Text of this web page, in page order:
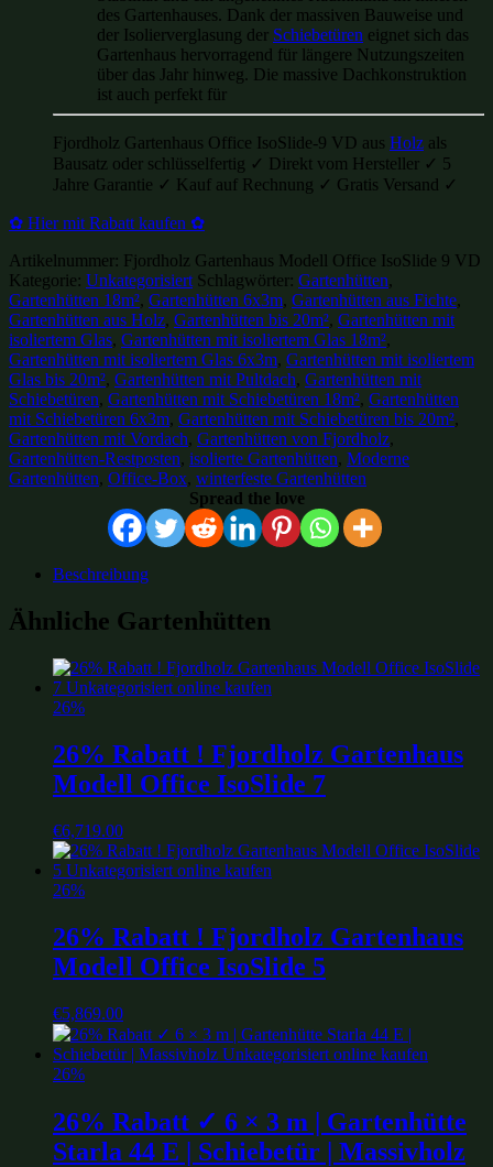
des Gartenhauses. Dank der massiven Bauweise und
der Isolierverglasung der Schiebetüren eignet sich das
Gartenhaus hervorragend für längere Nutzungszeiten
über das Jahr hinweg. Die massive Dachkonstruktion
ist auch perfekt für
Fjordholz Gartenhaus Office IsoSlide-9 VD aus Holz als
Bausatz oder schlüsselfertig ✓ Direkt vom Hersteller ✓ 5
Jahre Garantie ✓ Kauf auf Rechnung ✓ Gratis Versand ✓
✿ Hier mit Rabatt kaufen ✿
Artikelnummer: Fjordholz Gartenhaus Modell Office IsoSlide 9 VD
Kategorie: Unkategorisiert Schlagwörter: Gartenhütten,
Gartenhütten 18m², Gartenhütten 6x3m, Gartenhütten aus Fichte,
Gartenhütten aus Holz, Gartenhütten bis 20m², Gartenhütten mit
isoliertem Glas, Gartenhütten mit isoliertem Glas 18m²,
Gartenhütten mit isoliertem Glas 6x3m, Gartenhütten mit isoliertem
Glas bis 20m², Gartenhütten mit Pultdach, Gartenhütten mit
Schiebetüren, Gartenhütten mit Schiebetüren 18m², Gartenhütten
mit Schiebetüren 6x3m, Gartenhütten mit Schiebetüren bis 20m²,
Gartenhütten mit Vordach, Gartenhütten von Fjordholz,
Gartenhütten-Restposten, isolierte Gartenhütten, Moderne
Gartenhütten, Office-Box, winterfeste Gartenhütten
Spread the love
Beschreibung
Ähnliche Gartenhütten
26%
26% Rabatt ! Fjordholz Gartenhaus
Modell Office IsoSlide 7
€6,719.00
26%
26% Rabatt ! Fjordholz Gartenhaus
Modell Office IsoSlide 5
€5,869.00
26%
26% Rabatt ✓ 6 × 3 m | Gartenhütte
Starla 44 E | Schiebetür | Massivholz